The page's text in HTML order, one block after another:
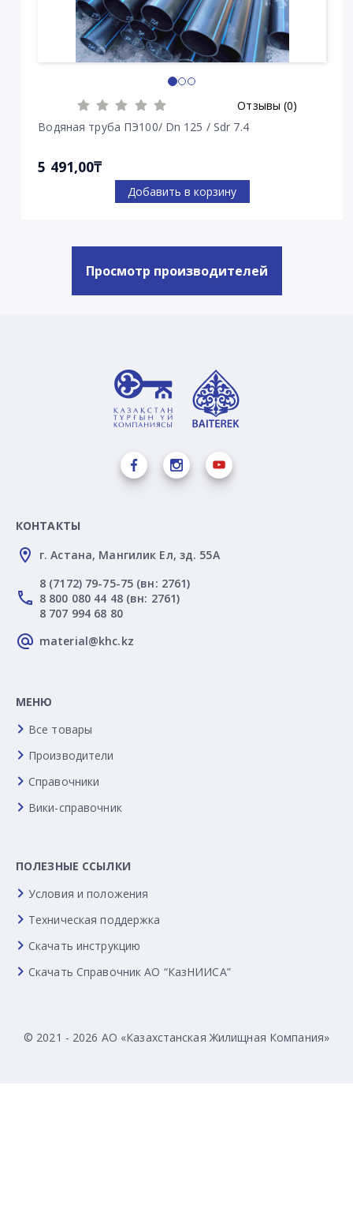
Отзывы (0)
Водяная труба ПЭ100/ Dn 125 / Sdr 7.4
5 491,00₸
Добавить в корзину
Просмотр производителей
КОНТАКТЫ
г. Астана, Мангилик Ел, зд. 55А
8 (7172) 79-75-75 (вн: 2761)
8 800 080 44 48 (вн: 2761)
8 707 994 68 80
material@khc.kz
МЕНЮ
Все товары
Производители
Справочники
Вики-справочник
ПОЛЕЗНЫЕ ССЫЛКИ
Условия и положения
Техническая поддержка
Скачать инструкцию
Скачать Справочник АО “КазНИИСА”
© 2021 - 2026 АО «Казахстанская Жилищная Компания»